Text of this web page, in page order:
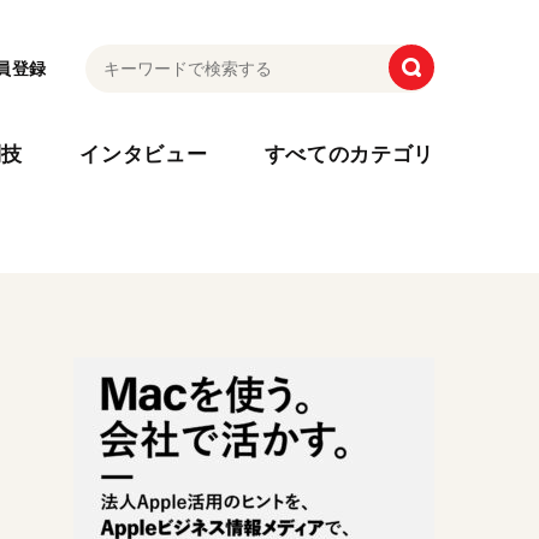
登録
インタビュー すべてのカテゴリ